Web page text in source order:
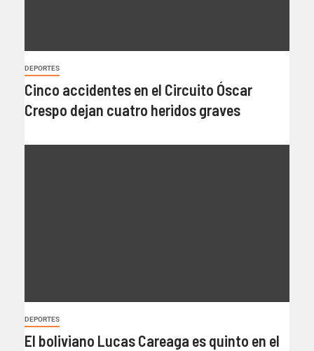
DEPORTES
Cinco accidentes en el Circuito Óscar
Crespo dejan cuatro heridos graves
DEPORTES
El boliviano Lucas Careaga es quinto en el